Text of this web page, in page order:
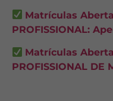
Matrículas
PROFISSIONAL:
Matrículas
PROFISSIONAL DE